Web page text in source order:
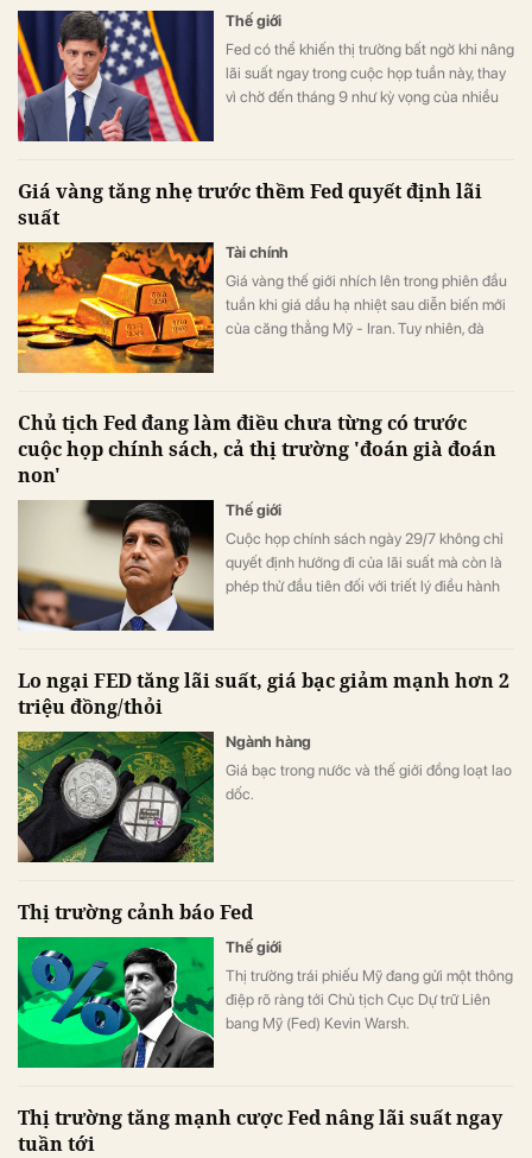
Thế giới
Fed có thể khiến thị trường bất ngờ khi nâng
lãi suất ngay trong cuộc họp tuần này, thay
vì chờ đến tháng 9 như kỳ vọng của nhiều
Giá vàng tăng nhẹ trước thềm Fed quyết định lãi
suất
Tài chính
Giá vàng thế giới nhích lên trong phiên đầu
tuần khi giá dầu hạ nhiệt sau diễn biến mới
của căng thẳng Mỹ - Iran. Tuy nhiên, đà
(Fed).
Chủ tịch Fed đang làm điều chưa từng có trước
cuộc họp chính sách, cả thị trường 'đoán già đoán
non'
Thế giới
Cuộc họp chính sách ngày 29/7 không chỉ
quyết định hướng đi của lãi suất mà còn là
phép thử đầu tiên đối với triết lý điều hành
Lo ngại FED tăng lãi suất, giá bạc giảm mạnh hơn 2
triệu đồng/thỏi
Ngành hàng
Giá bạc trong nước và thế giới đồng loạt lao
dốc.
Thị trường cảnh báo Fed
Thế giới
Thị trường trái phiếu Mỹ đang gửi một thông
điệp rõ ràng tới Chủ tịch Cục Dự trữ Liên
bang Mỹ (Fed) Kevin Warsh.
Thị trường tăng mạnh cược Fed nâng lãi suất ngay
tuần tới